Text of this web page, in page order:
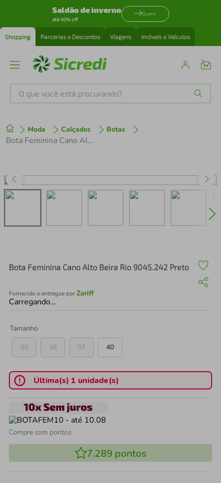
Saldão de inverno
até 40% off
Quero
Shopping Parcerias e Descontos Viagens Imóveis e Veículos
O que você está procurando?
Moda Calçados Botas
Bota Feminina Cano Alto Beira Rio 9045.242 Preto
Bota Feminina Cano Alto Beira Rio 9045.242 Preto
Fornecido e entregue porZariff
Carregando…
Tamanho
35
36 37 40
Última(s) 1 unidade(s)
Compre com pontos:
7.289 pontos
1º tenis
perfume